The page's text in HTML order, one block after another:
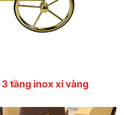
tầng inox xi vàng